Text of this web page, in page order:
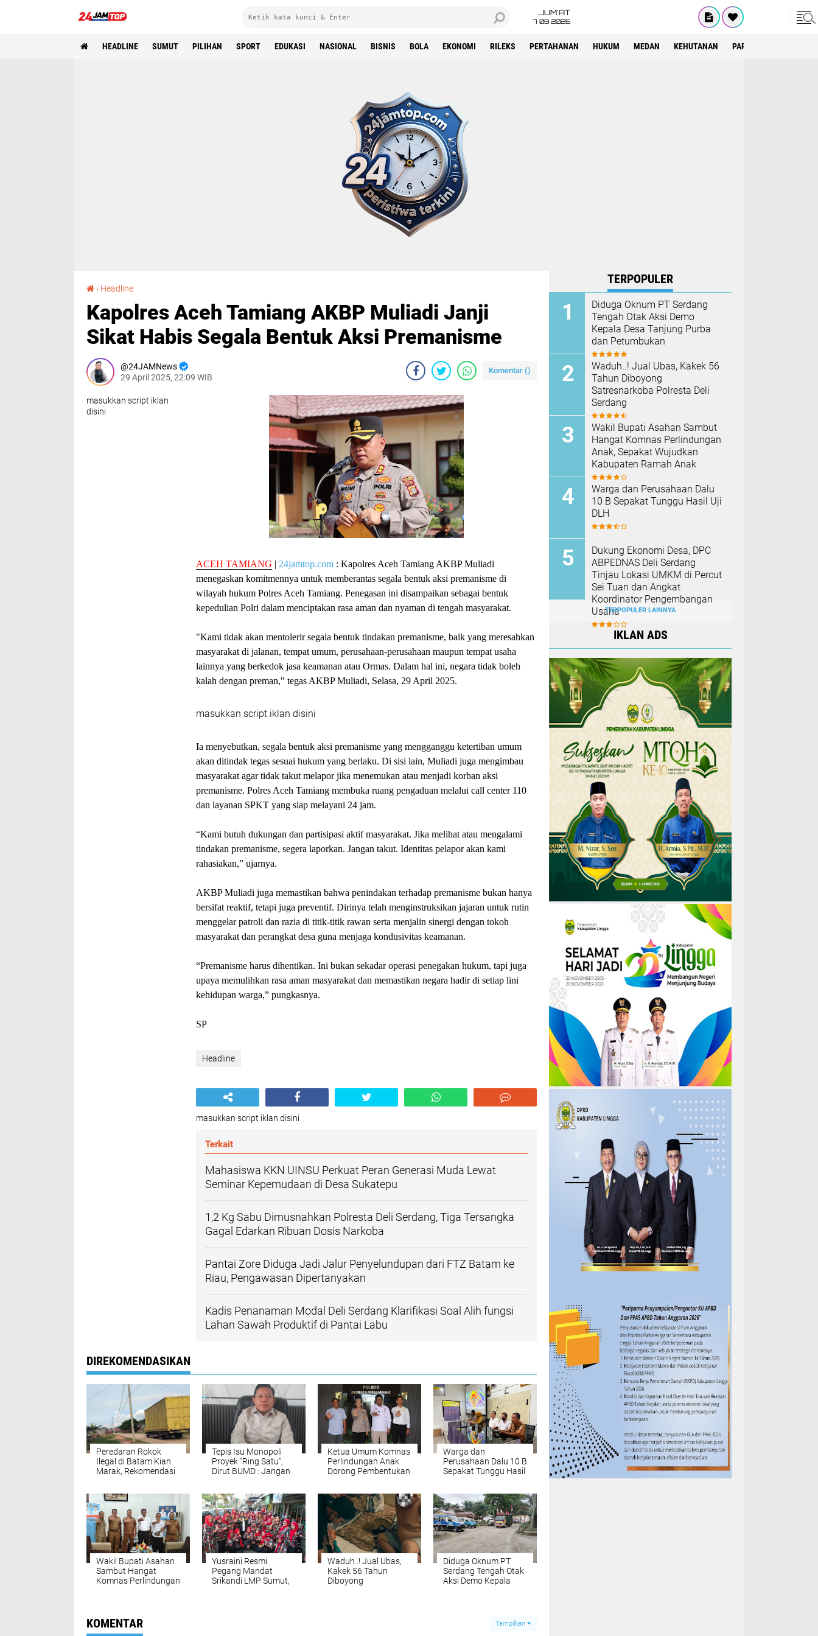
JUM'AT
7 08 2026
HEADLINE SUMUT PILIHAN SPORT EDUKASI NASIONAL BISNIS BOLA EKONOMI RILEKS PERTAHANAN HUKUM MEDAN KEHUTANAN PARIWISATA
› Headline
Kapolres Aceh Tamiang AKBP Muliadi Janji
Sikat Habis Segala Bentuk Aksi Premanisme
24JAMNews
29 April 2025, 22:09 WIB
Komentar ()
masukkan script iklan
disini
ACEH TAMIANG | 24jamtop.com : Kapolres Aceh Tamiang AKBP Muliadi
menegaskan komitmennya untuk memberantas segala bentuk aksi premanisme di
wilayah hukum Polres Aceh Tamiang. Penegasan ini disampaikan sebagai bentuk
kepedulian Polri dalam menciptakan rasa aman dan nyaman di tengah masyarakat.
"Kami tidak akan mentolerir segala bentuk tindakan premanisme, baik yang meresahkan
masyarakat di jalanan, tempat umum, perusahaan-perusahaan maupun tempat usaha
lainnya yang berkedok jasa keamanan atau Ormas. Dalam hal ini, negara tidak boleh
kalah dengan preman," tegas AKBP Muliadi, Selasa, 29 April 2025.
masukkan script iklan disini
Ia menyebutkan, segala bentuk aksi premanisme yang mengganggu ketertiban umum
akan ditindak tegas sesuai hukum yang berlaku. Di sisi lain, Muliadi juga mengimbau
masyarakat agar tidak takut melapor jika menemukan atau menjadi korban aksi
premanisme. Polres Aceh Tamiang membuka ruang pengaduan melalui call center 110
dan layanan SPKT yang siap melayani 24 jam.
“Kami butuh dukungan dan partisipasi aktif masyarakat. Jika melihat atau mengalami
tindakan premanisme, segera laporkan. Jangan takut. Identitas pelapor akan kami
rahasiakan,” ujarnya.
AKBP Muliadi juga memastikan bahwa penindakan terhadap premanisme bukan hanya
bersifat reaktif, tetapi juga preventif. Dirinya telah menginstruksikan jajaran untuk rutin
menggelar patroli dan razia di titik-titik rawan serta menjalin sinergi dengan tokoh
masyarakat dan perangkat desa guna menjaga kondusivitas keamanan.
“Premanisme harus dihentikan. Ini bukan sekadar operasi penegakan hukum, tapi juga
upaya memulihkan rasa aman masyarakat dan memastikan negara hadir di setiap lini
kehidupan warga,” pungkasnya.
SP
Headline
masukkan script iklan disini
Terkait
Mahasiswa KKN UINSU Perkuat Peran Generasi Muda Lewat
Seminar Kepemudaan di Desa Sukatepu
1,2 Kg Sabu Dimusnahkan Polresta Deli Serdang, Tiga Tersangka
Gagal Edarkan Ribuan Dosis Narkoba
Pantai Zore Diduga Jadi Jalur Penyelundupan dari FTZ Batam ke
Riau, Pengawasan Dipertanyakan
Kadis Penanaman Modal Deli Serdang Klarifikasi Soal Alih fungsi
Lahan Sawah Produktif di Pantai Labu
DIREKOMENDASIKAN
Peredaran Rokok
Ilegal di Batam Kian
Marak, Rekomendasi
Kembali Disorot
Tepis Isu Monopoli
Proyek "Ring Satu",
Dirut BUMD : Jangan
Ketua Umum Komnas
Perlindungan Anak
Dorong Pembentukan
Audiensi dengan
Polres
Pematangsiantar
Warga dan
Perusahaan Dalu 10 B
Sepakat Tunggu Hasil
Wakil Bupati Asahan
Sambut Hangat
Komnas Perlindungan
Yusraini Resmi
Pegang Mandat
Srikandi LMP Sumut,
Waduh..! Jual Ubas,
Kakek 56 Tahun
Diboyong
Diduga Oknum PT
Serdang Tengah Otak
Aksi Demo Kepala
KOMENTAR Tampilkan
TERPOPULER
Diduga Oknum PT Serdang
Tengah Otak Aksi Demo
Kepala Desa Tanjung Purba
dan Petumbukan
Waduh..! Jual Ubas, Kakek 56
Tahun Diboyong
Satresnarkoba Polresta Deli
Serdang
Wakil Bupati Asahan Sambut
Hangat Komnas Perlindungan
Anak, Sepakat Wujudkan
Kabupaten Ramah Anak
Warga dan Perusahaan Dalu
10 B Sepakat Tunggu Hasil Uji
DLH
Dukung Ekonomi Desa, DPC
ABPEDNAS Deli Serdang
Tinjau Lokasi UMKM di Percut
Sei Tuan dan Angkat
Koordinator Pengembangan
UsahaTERPOPULER LAINNYA
IKLAN ADS